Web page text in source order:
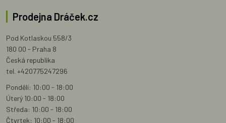
Prodejna Dráček.cz
Pod Kotlaskou 558/3
180 00 - Praha 8
Česká republika
tel. +420775247296
Pondělí: 10:00 - 18:00
Úterý 10:00 - 18:00
Středa: 10:00 - 18:00
Čtvrtek: 10:00 - 18:00